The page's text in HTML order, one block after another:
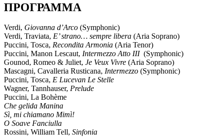
ΠΡΟΓΡΑΜΜΑ
Verdi, Giovanna d’Arco (Symphonic)
Verdi, Traviata, E’ strano… sempre libera (Aria Soprano)
Puccini, Tosca, Recondita Armonia (Aria Tenor)
Puccini, Manon Lescaut, Intermezzo Atto III (Symphonic)
Gounod, Romeo & Juliet, Je Veux Vivre (Aria Soprano)
Mascagni, Cavalleria Rusticana, Intermezzo (Symphonic)
Puccini, Tosca, E Lucevan Le Stelle
Wagner, Tannhauser, Prelude
Puccini, La Bohème
Che gelida Manina
Sì, mi chiamano Mimì!
O Soave Fanciulla
Rossini, William Tell, Sinfonia